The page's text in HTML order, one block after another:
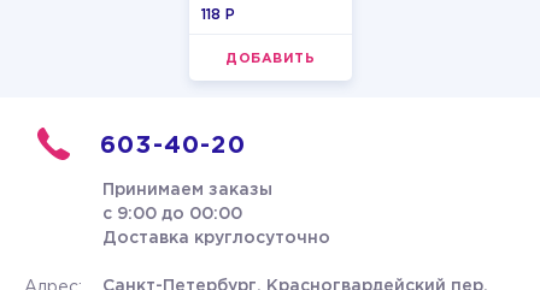
день рождения для
118 P
ДОБАВИТЬ
603-40-20
Принимаем заказы
с 9:00 до 00:00
Доставка круглосуточно
Санкт-Петербург, Красногвардейский пер.